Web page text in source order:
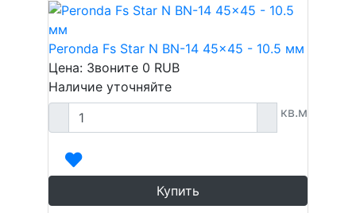
Peronda Fs Star N BN-14 45x45 - 10.5 мм
Цена: Звоните 0 RUB
Наличие уточняйте
кв.м
Купить